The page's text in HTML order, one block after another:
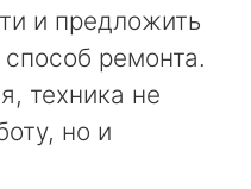
и предложить
ремонта.
техника не
но и